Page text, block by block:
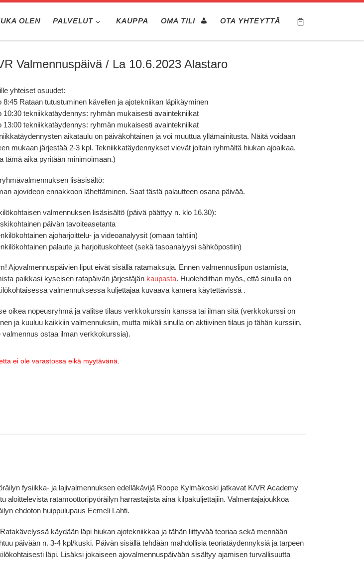
OLEN PALVELUT KAUPPA OMA TILI OTA YHTEYTTÄ
Valmennuspäivä / La 10.6.2023 Alastaro
yhteiset osuudet:
8:45 Rataan tutustuminen kävellen ja ajotekniikan läpikäyminen
10:30 tekniikkatäydennys: ryhmän mukaisesti avaintekniikat
13:00 tekniikkatäydennys: ryhmän mukaisesti avaintekniikat
aikataulu on päiväkohtainen ja voi muuttua yllämainitusta. Näitä voidaan
mukaan järjestää 2-3 kpl. Tekniikkatäydennykset vievät joltain ryhmältä hiukan ajoaikaa,
tämä aika pyritään minimoimaan.)
lisäsisältö:
ajovideon ennakkoon lähettäminen. Saat tästä palautteen osana päivää.
valmennuksen lisäsisältö (päivä päättyy n. klo 16.30):
päivän tavoiteasetanta
ajoharjoittelu- ja videoanalyysit (omaan tahtiin)
palaute ja harjoituskohteet (sekä tasoanalyysi sähköpostiin)
Ajovalmennuspäivien liput eivät sisällä ratamaksuja. Ennen valmennuslipun ostamista,
paikkasi kyseisen ratapäivän järjestäjän kaupasta. Huolehdithan myös, että sinulla on
valmennuksessa kuljettajaa kuvaava kamera käytettävissä .
oikea nopeusryhmä ja valitse tilaus verkkokurssin kanssa tai ilman sitä (verkkokurssi on
ja kuuluu kaikkiin valmennuksiin, mutta mikäli sinulla on aktiivinen tilaus jo tähän kurssiin,
valmennus ostaa ilman verkkokurssia).
ei ole varastossa eikä myytävänä.
fysiikka- ja lajivalmennuksen edelläkävijä Roope Kylmäkoski jatkavat K/VR Academy
aloittelevista ratamoottoripyöräilyn harrastajista aina kilpakuljettajiin. Valmentajajoukkoa
ehdoton huippulupaus Eemeli Lahti.
käydään läpi hiukan ajotekniikkaa ja tähän liittyvää teoriaa sekä mennään
päivään n. 3-4 kpl/kuski. Päivän sisällä tehdään mahdollisia teoriatäydennyksiä ja tarpeen
läpi. Lisäksi jokaiseen ajovalmennuspäivään sisältyy ajamisen turvallisuutta